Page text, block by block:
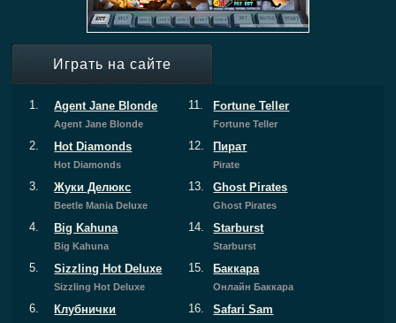
Играть на сайте
1. Agent Jane Blonde
Agent Jane Blonde
2. Hot Diamonds
Hot Diamonds
3. Жуки Делюкс
Beetle Mania Deluxe
4. Big Kahuna
Big Kahuna
5. Sizzling Hot Deluxe
Sizzling Hot Deluxe
6. Клубнички
11. Fortune Teller
Fortune Teller
12. Пират
Pirate
13. Ghost Pirates
Ghost Pirates
14. Starburst
Starburst
15. Баккара
Онлайн Баккара
16. Safari Sam